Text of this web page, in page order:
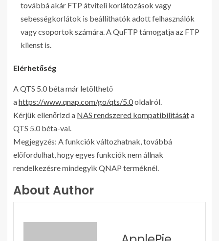
továbbá akár FTP átviteli korlátozások vagy
sebességkorlátok is beállíthatók adott felhasználók
vagy csoportok számára. A QuFTP támogatja az FTP
klienst is.
Elérhetőség
A QTS 5.0 béta már letölthető
ahttps://www.qnap.com/go/qts/5.0oldalról.
Kérjük ellenőrizd a NAS rendszered kompatibilitásáta
QTS 5.0 béta-val.
Megjegyzés: A funkciók változhatnak, továbbá
előfordulhat, hogy egyes funkciók nem állnak
rendelkezésre mindegyik QNAP terméknél.
About Author